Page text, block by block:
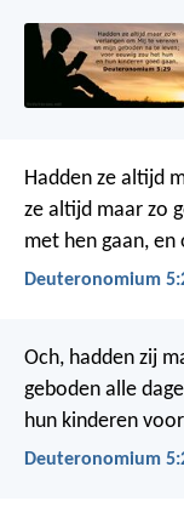
Hadden ze altijd
ze altijd maar zo
met hen gaan,
Deuteronomium
Och, hadden zij
geboden alle
hun kinderen
Deuteronomium